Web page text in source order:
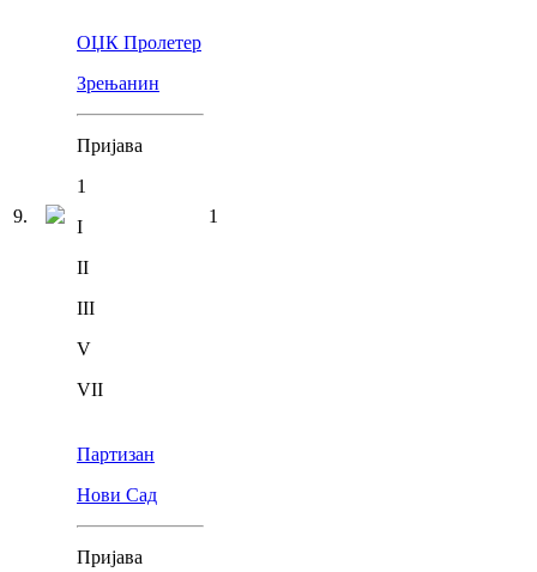
9.
ОЏК Пролетер
Зрењанин
Пријава
1
I
II
III
V
VII
1
Партизан
Нови Сад
Пријава